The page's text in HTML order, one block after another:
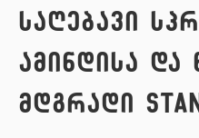
საღებავი
ამინდისა და
მდგრადი